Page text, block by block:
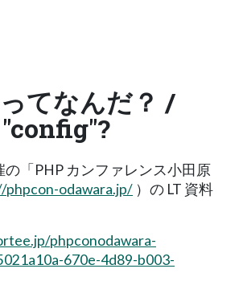
てなんだ？ /
「PHP カンファレンス小田原
phpcon-odawara.jp/ ）の LT 資料
phpconodawara-
670e-4d89-b003-